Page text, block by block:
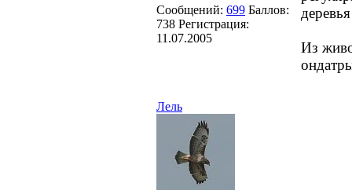
Сообщений: 699 Баллов:
738 Регистрация:
11.07.2005
Из
Лель